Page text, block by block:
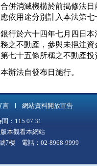
合併消滅機構於前揭修法
應依用途分別計入本法第
銀行於六十四年七月四日
務之不動產，參與未挹注
第七十五條所稱之不動產
本辦法自發布日施行。
言 網站資料開放宣告
：115.07.31
本觀看本網站
7樓 電話：02-8968-9999